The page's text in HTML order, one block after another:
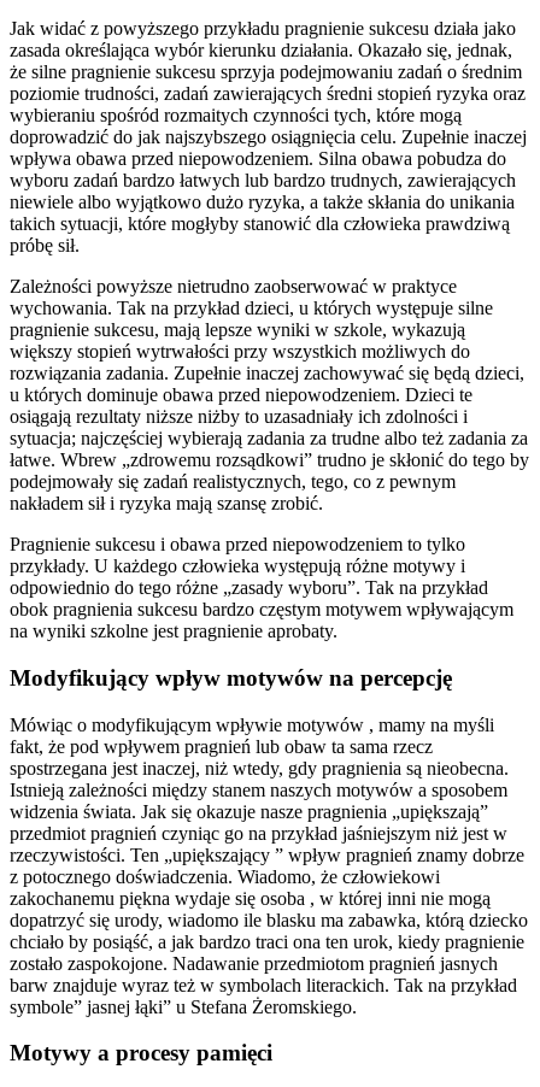
Jak widać z powyższego przykładu pragnienie sukcesu działa jako
zasada określająca wybór kierunku działania. Okazało się, jednak,
że silne pragnienie sukcesu sprzyja podejmowaniu zadań o średnim
poziomie trudności, zadań zawierających średni stopień ryzyka oraz
wybieraniu spośród rozmaitych czynności tych, które mogą
doprowadzić do jak najszybszego osiągnięcia celu. Zupełnie inaczej
wpływa obawa przed niepowodzeniem. Silna obawa pobudza do
wyboru zadań bardzo łatwych lub bardzo trudnych, zawierających
niewiele albo wyjątkowo dużo ryzyka, a także skłania do unikania
takich sytuacji, które mogłyby stanowić dla człowieka prawdziwą
próbę sił.
Zależności powyższe nietrudno zaobserwować w praktyce
wychowania. Tak na przykład dzieci, u których występuje silne
pragnienie sukcesu, mają lepsze wyniki w szkole, wykazują
większy stopień wytrwałości przy wszystkich możliwych do
rozwiązania zadania. Zupełnie inaczej zachowywać się będą dzieci,
u których dominuje obawa przed niepowodzeniem. Dzieci te
osiągają rezultaty niższe niżby to uzasadniały ich zdolności i
sytuacja; najczęściej wybierają zadania za trudne albo też zadania za
łatwe. Wbrew „zdrowemu rozsądkowi” trudno je skłonić do tego by
podejmowały się zadań realistycznych, tego, co z pewnym
nakładem sił i ryzyka mają szansę zrobić.
Pragnienie sukcesu i obawa przed niepowodzeniem to tylko
przykłady. U każdego człowieka występują różne motywy i
odpowiednio do tego różne „zasady wyboru”. Tak na przykład
obok pragnienia sukcesu bardzo częstym motywem wpływającym
na wyniki szkolne jest pragnienie aprobaty.
Modyfikujący wpływ motywów na percepcję
Mówiąc o modyfikującym wpływie motywów , mamy na myśli
fakt, że pod wpływem pragnień lub obaw ta sama rzecz
spostrzegana jest inaczej, niż wtedy, gdy pragnienia są nieobecna.
Istnieją zależności między stanem naszych motywów a sposobem
widzenia świata. Jak się okazuje nasze pragnienia „upiększają”
przedmiot pragnień czyniąc go na przykład jaśniejszym niż jest w
rzeczywistości. Ten „upiększający ” wpływ pragnień znamy dobrze
z potocznego doświadczenia. Wiadomo, że człowiekowi
zakochanemu piękna wydaje się osoba , w której inni nie mogą
dopatrzyć się urody, wiadomo ile blasku ma zabawka, którą dziecko
chciało by posiąść, a jak bardzo traci ona ten urok, kiedy pragnienie
zostało zaspokojone. Nadawanie przedmiotom pragnień jasnych
barw znajduje wyraz też w symbolach literackich. Tak na przykład
symbole” jasnej łąki” u Stefana Żeromskiego.
Motywy a procesy pamięci